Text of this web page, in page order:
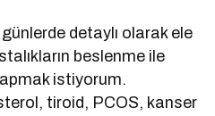
detaylı olarak ele
beslenme ile
istiyorum.
tiroid, PCOS, kanser